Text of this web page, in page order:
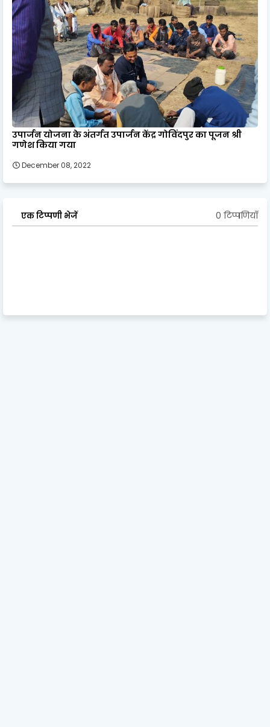
उपार्जन योजना के अंतर्गत उपार्जन केंद्र गोविंदपुर का पूजन श्री
गणेश किया गया
December 08, 2022
एक टिप्पणी भेजें 0 टिप्पणियाँ